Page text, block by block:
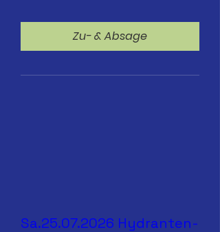
Zu- & Absage
Sa.25.07.2026 Hydranten-